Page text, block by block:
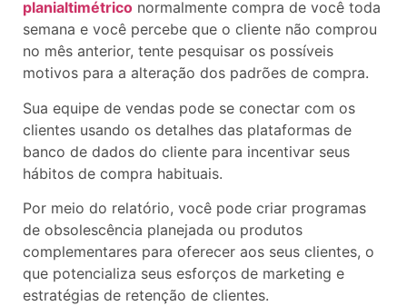
planialtimétrico normalmente compra de você toda
semana e você percebe que o cliente não comprou
no mês anterior, tente pesquisar os possíveis
motivos para a alteração dos padrões de compra.
Sua equipe de vendas pode se conectar com os
clientes usando os detalhes das plataformas de
banco de dados do cliente para incentivar seus
hábitos de compra habituais.
Por meio do relatório, você pode criar programas
de obsolescência planejada ou produtos
complementares para oferecer aos seus clientes, o
que potencializa seus esforços de marketing e
estratégias de retenção de clientes.